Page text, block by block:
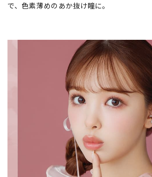
で、色素薄めのあか抜け瞳に。